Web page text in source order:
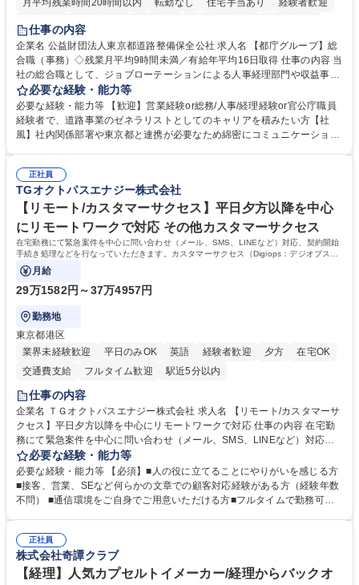
月平均残業時間20時間以内
転勤なし 住宅手当あり
経験者歓迎
研修あり
退職金あり
駅近5分以内
資格取得手当あり 食事補助あり
仕事の内容
企業名 公益財団法人東京都道路整備保全公社 求人名 【都庁グループ】総
合職（事務）◇残業月平均9時間未満／有給年平均16日取得 仕事の内容 当
社の総合職として、ジョブローテーションによる人事経理部門や収益事業
等のフロント部門の部署等幅広い部署での業務をお任せいたします。研修
制度やキャリア支援が充実しております！ ※下記業務詳細 【業務詳細】■
管理部門：広報、人事、経理など当公社の運営に係る管理業務 ■収益部
門：駐車場の新規開拓、管理運営、新宿駅西口広場の「イベントコーナ
道路施設や道路工事現場の見学ツアー事業 ※入社後は上記いずれかの部門
へ配属。※業務内容変更の範囲：会社の定める業務 募集職種 【都庁グル
ープ】総合職（事務）◇残業月平均9時間未満／有給年平均16日取得
必要な経験・能力等
必要な経験・能力等 【歓迎】営業経験or総務/人事/経理経験or官公庁職員
経験者で、道路事業のゼネラリストとしてのキャリアを積みたい方【社
風】社内関係部署や東京都と連携が必要なため綿密にコミュニケーション
部門など多岐に渡る業務を経験できます。 ■様々なプロジェクト：駐車場
事業の他、新宿駅西口広場内に設置された照明を兼ねた広告「ブライトサ
イン」の管理運営を行うなど、事業収益を生み出す活動を積極的に行って
います。 学歴・資格 学歴：大学院 大学 高専 短大 専修学校 高校 語学力：
資格：
正社員
TGオクトパスエナジー株式会社
【リモート/カスタマーサクセス】平日夕方以降を中心
にリモートワークで対応 その他カスタマーサクセス
在宅勤務にて緊急案件を中心に問い合わせ（メール、SMS、LINEなど）対応、契約開始
手続き処理などを行なっていただきます。カスタマーサクセス（Digiops：デジオプス）
と運用構築の業務となります。
月給
29万1582円～37万4957円
勤務地
東京都港区
業界未経験歓迎
平日のみOK 英語 経験者歓迎 夕方
在宅OK
交通費支給
フルタイム歓迎 駅近5分以内
仕事の内容
企業名 ＴＧオクトパスエナジー株式会社 求人名 【リモート/カスタマーサ
クセス】平日夕方以降を中心にリモートワークで対応 仕事の内容 在宅勤
務にて緊急案件を中心に問い合わせ（メール、SMS、LINEなど）対応、
契約開始手続き処理などを行なっていただきます。カスタマーサクセス
（Digiops：デジオプス）と運用構築の業務となります。 ■お問い合わせ
対応業務全般（システム入力、契約手続き含む） ■デジタルコミュニケー
ションツール（メール、SMS、LINE等）を使用 ■お客様のニーズに応じた
添ってサービス提供できることが魅力 募集職種 【リモート/カスタマーサ
クセス】平日夕方以降を中心にリモートワークで対応
必要な経験・能力等
必要な経験・能力等 【必須】■人の役に立てることにやりがいを感じる方
■接客、営業、SEなど何らかの文章での顧客対応経験がある方（経験年数
不問） ■通信環境をご自身でご用意いただける方■フルタイムで勤務可能
境に貢献したい■改善提案や改善アクション等新しいことに意欲がある方
【英語（語学力）】■翻訳ツールを用い英語でコミュニケーションをとる
ことに抵抗がない方■英語は話せなくても問題はありませんが、英語が話
正社員
株式会社奇譚クラブ
【経理】人気カプセルトイメーカー/経理からバックオ